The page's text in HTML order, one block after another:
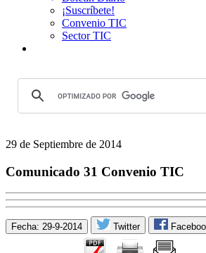
¡Suscríbete!
Convenio TIC
Sector TIC
29 de Septiembre de 2014
Comunicado 31 Convenio TIC
Fecha: 29-9-2014 Twitter